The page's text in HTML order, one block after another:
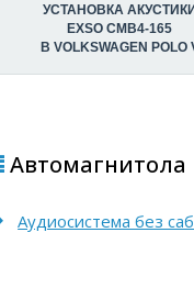
УСТАНОВКА
EXSO CMB4-165
В VOLKSWAGEN POLO
Автомагнитола
Аудиосистема без